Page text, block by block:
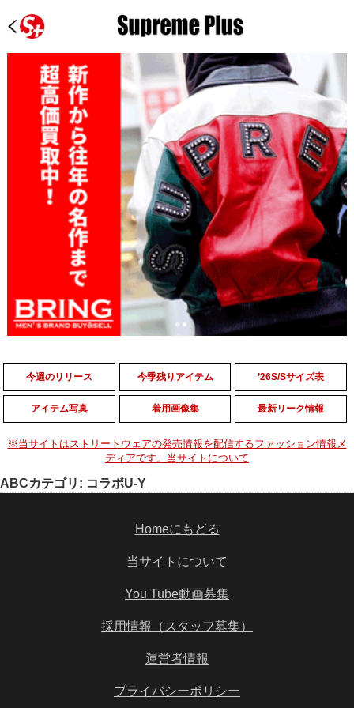
今週のリリース 今季残りアイテム ’26S/Sサイズ表
アイテム写真 着用画像集 最新リーク情報
※当サイトはストリートウェアの発売情報を配信するファッション情報メ
ディアです。当サイトについて
ABCカテゴリ: コラボU-Y
Homeにもどる
当サイトについて
You Tube動画募集
採用情報（スタッフ募集）
運営者情報
プライバシーポリシー